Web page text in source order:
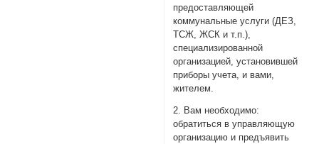
предоставляющей
коммунальные услуги (ДЕЗ,
ТСЖ, ЖСК и т.п.),
специализированной
организацией, установившей
приборы учета, и вами,
жителем.
2. Вам необходимо:
обратиться в управляющую
организацию и предъявить